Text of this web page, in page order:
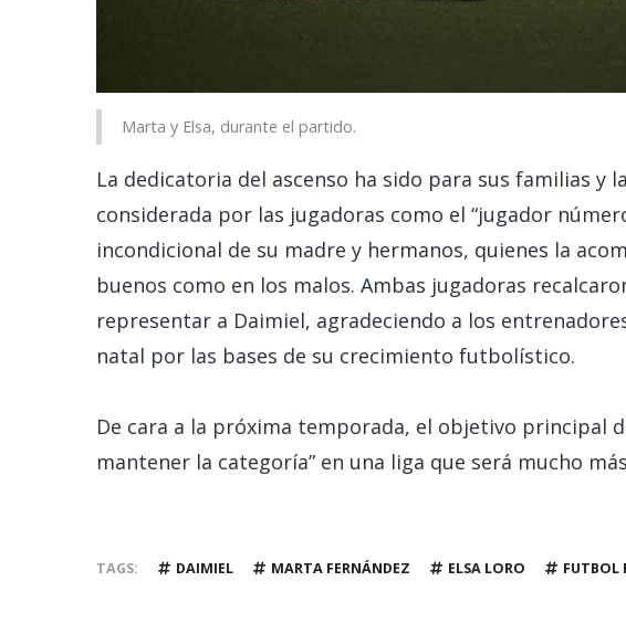
Marta y Elsa, durante el partido.
La dedicatoria del ascenso ha sido para sus familias y
considerada por las jugadoras como el “jugador
incondicional de su madre y hermanos, quienes la
buenos como en los malos. Ambas jugadoras
representar a Daimiel, agradeciendo a los
natal por las bases de su crecimiento futbolístico.
De cara a la próxima temporada, el objetivo principal
mantener la categoría” en una liga que será mucho
TAGS DAIMIEL MARTA FERNÁNDEZ ELSA LORO FUTBOL